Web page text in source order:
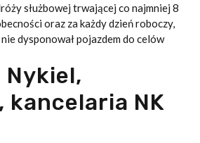
służbowej trwającej co najmniej 8
oraz za każdy dzień roboczy,
dysponował pojazdem do celów
kancelaria NK